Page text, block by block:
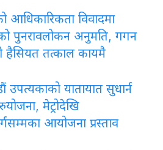
आधिकारिकता विवादमा
पुनरावलोकन अनुमति, गगन
हैसियत तत्काल कायमै
उपत्यकाको यातायात सुधार्न
मेट्रोदेखि
आयोजना प्रस्ताव